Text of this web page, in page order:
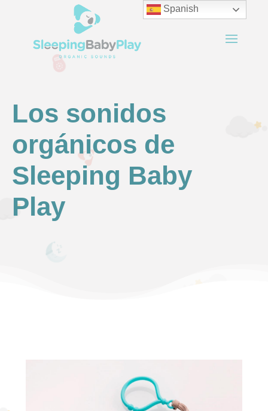
Los sonidos
orgánicos de
Sleeping Baby
Play
Spanish